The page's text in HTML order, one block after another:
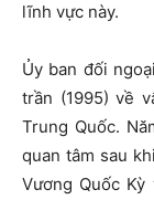
lĩnh vực này.
Ủy ban đối
trần (1995) về
Trung Quốc.
quan tâm sau
Vương Quốc